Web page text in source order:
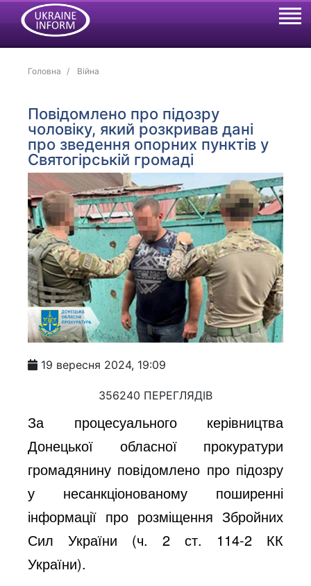
Головна Війна
Повідомлено про підозру
чоловіку, який розкривав дані
про зведення опорних пунктів у
Святогірській громаді
19 вересня 2024, 19:09
356240 ПЕРЕГЛЯДІВ
За процесуального керівництва
Донецької обласної прокуратури
громадянину повідомлено про підозру
у несанкціонованому поширенні
інформації про розміщення Збройних
Сил України (ч. 2 ст. 114-2 КК
України).